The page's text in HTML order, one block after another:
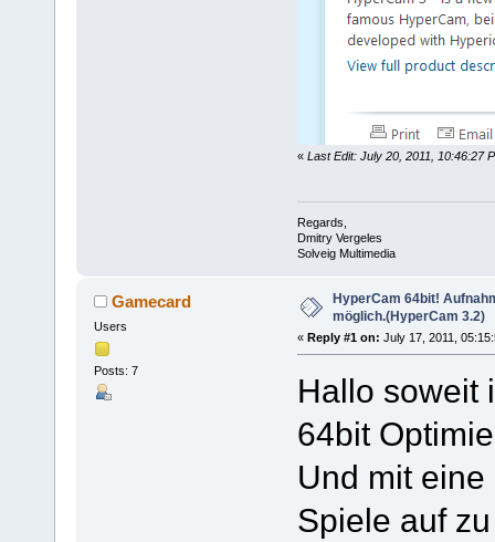
« Last Edit: July 20, 2011, 10:46:27
Regards,
Dmitry Vergeles
Solveig Multimedia
Gamecard
Users
Posts: 7
HyperCam 64bit!
möglich.(HyperCam 3.2)
« Reply #1 on: July 17, 2011,
Hallo soweit
64bit
Und mit
Spiele auf